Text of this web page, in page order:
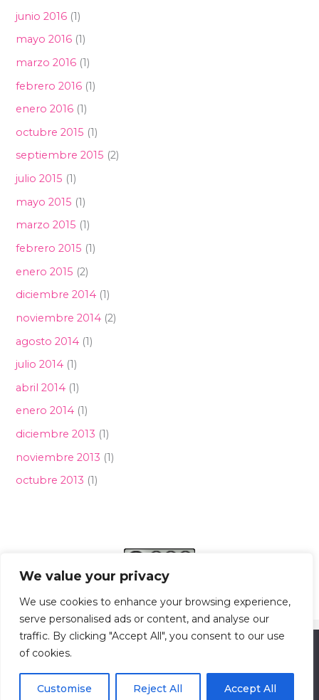
We value your privacy
We use cookies to enhance your browsing experience,
serve personalised ads or content, and analyse our
traffic. By clicking "Accept All", you consent to our use
of cookies.
Customise Reject All Accept All
junio 2016 (1)
mayo 2016 (1)
marzo 2016 (1)
febrero 2016 (1)
enero 2016 (1)
octubre 2015 (1)
septiembre 2015 (2)
julio 2015 (1)
mayo 2015 (1)
marzo 2015 (1)
febrero 2015 (1)
enero 2015 (2)
diciembre 2014 (1)
noviembre 2014 (2)
agosto 2014 (1)
julio 2014 (1)
abril 2014 (1)
enero 2014 (1)
diciembre 2013 (1)
noviembre 2013 (1)
octubre 2013 (1)
© Copyright 2024. Todos los derechos reservados.
Diseño y desarrollo web Pablo Sotoca
Usamos cookies para asegurar que te damos la mejor
asumiremos que estás de acuerdo con ello.
Política de privacidad